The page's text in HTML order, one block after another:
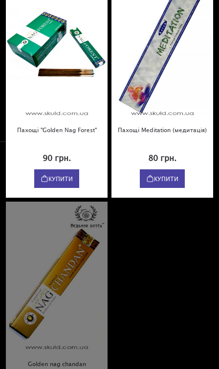
Пахощі "Golden Nag Forest"
90 грн.
КУПИТИ
Пахощі Meditation (медитація)
80 грн.
КУПИТИ
Golden nag chandan